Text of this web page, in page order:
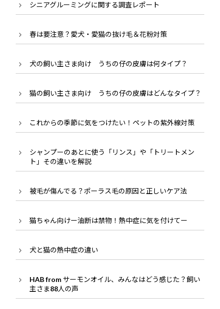
シニアグルーミングに関する調査レポート
春は要注意？愛犬・愛猫の抜け毛＆花粉対策
犬の飼い主さま向け うちの仔の皮膚は何タイプ？
猫の飼い主さま向け うちの仔の皮膚はどんなタイプ？
これからの季節に気をつけたい！ペットの紫外線対策
シャンプーのあとに使う「リンス」や「トリートメン
ト」その違いを解説
被毛が傷んでる？ポーラス毛の原因と正しいケア法
猫ちゃん向けー油断は禁物！熱中症に気を付けてー
犬と猫の熱中症の違い
HAB from サーモンオイル、みんなはどう感じた？飼い
主さま88人の声